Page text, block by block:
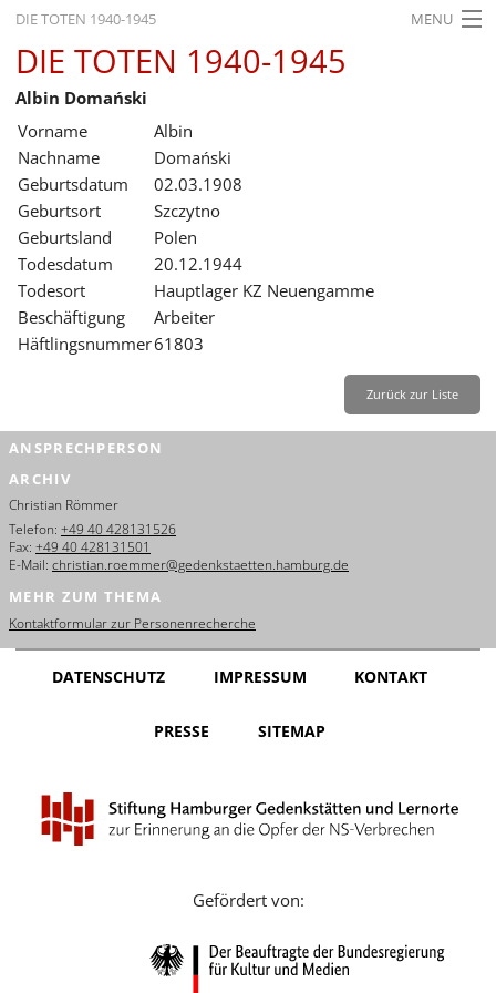
DIE TOTEN 1940-1945 MENU
STARTSEITE
AKTUELLES
AUSSTELLUNGEN
GESCHICHTE
BILDUNG
FORSCHUNG
SERVICE
Français
Dansk
Español
Nederlands
Português
Русский
Leichte Sprache
DIE TOTEN 1940-1945
Albin Domański
Vorname
Albin
Nachname
Domański
Geburtsdatum
02.03.1908
Geburtsort
Szczytno
Geburtsland
Polen
Todesdatum
20.12.1944
Todesort
Hauptlager KZ Neuengamme
Beschäftigung
Arbeiter
Häftlingsnummer61803
Zurück zur Liste
ANSPRECHPERSON
ARCHIV
Christian Römmer
Telefon: +49 40 428131526
Fax: +49 40 428131501
E-Mail: christian.roemmer@gedenkstaetten.hamburg.de
MEHR ZUM THEMA
Kontaktformular zur Personenrecherche
DATENSCHUTZ IMPRESSUM KONTAKT
PRESSE SITEMAP
Gefördert von: